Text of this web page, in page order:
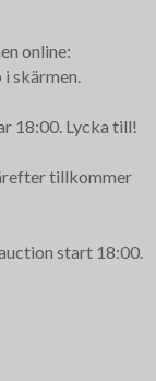
online:
i skärmen.
18:00. Lycka till!
tillkommer
start 18:00.